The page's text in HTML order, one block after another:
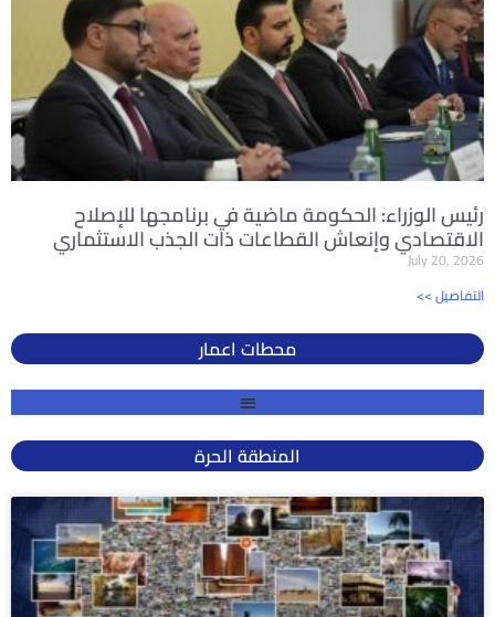
رئيس الوزراء: الحكومة ماضية في برنامجها للإصلاح
الاقتصادي وإنعاش القطاعات ذات الجذب الاستثماري
July 20, 2026
<< التفاصيل
محطات اعمار
المنطقة الحرة